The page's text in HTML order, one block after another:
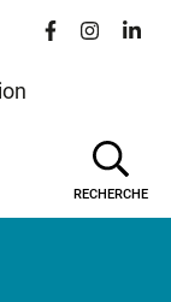
d'accessibilité
Lien vers le
Lien vers
Lien
RECHERCHE